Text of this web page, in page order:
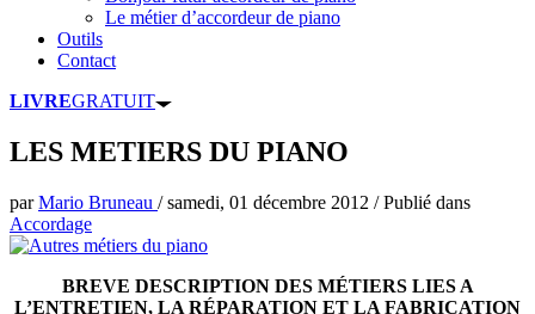
Le métier d’accordeur de piano
Outils
Contact
LIVREGRATUIT
LES METIERS DU PIANO
parMario Bruneau /samedi, 01 décembre 2012 /Publié dans
Accordage
BREVE DESCRIPTION DES MÉTIERS LIES A
L’ENTRETIEN, LA RÉPARATION ET LA FABRICATION